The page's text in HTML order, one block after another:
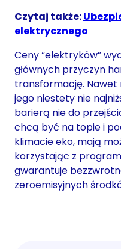
Czytaj także:
elektrycznego
Ceny “elektryków”
głównych przyczyn
transformację.
jego niestety nie
barierą nie do
chcą być na topie i
klimacie eko, mają
korzystając z
gwarantuje
zeroemisyjnych